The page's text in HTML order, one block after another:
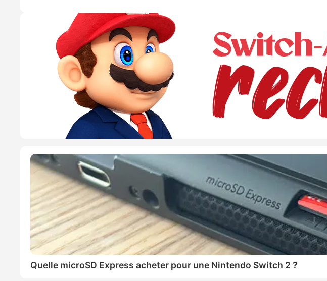
Quelle microSD Express acheter pour une Nintendo Switch 2 ?